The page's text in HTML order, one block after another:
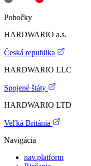
Pobočky
HARDWARIO a.s.
Česká republika
HARDWARIO LLC
Spojené štáty
HARDWARIO LTD
Veľká Británia
Navigácia
nav.platform